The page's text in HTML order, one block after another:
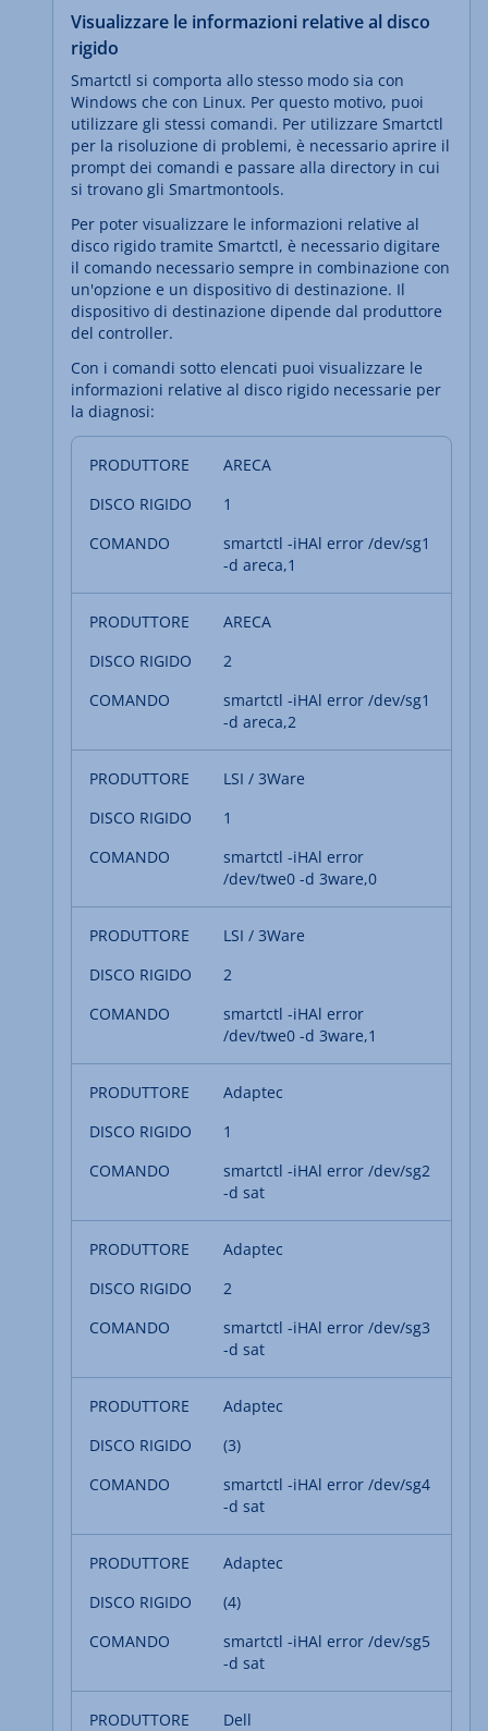
Visualizzare le informazioni relative al disco
rigido
Smartctl si comporta allo stesso modo sia con
Windows che con Linux. Per questo motivo, puoi
utilizzare gli stessi comandi. Per utilizzare Smartctl
per la risoluzione di problemi, è necessario aprire il
prompt dei comandi e passare alla directory in cui
si trovano gli Smartmontools.
Per poter visualizzare le informazioni relative al
disco rigido tramite Smartctl, è necessario digitare
il comando necessario sempre in combinazione con
un'opzione e un dispositivo di destinazione. Il
dispositivo di destinazione dipende dal produttore
del controller.
Con i comandi sotto elencati puoi visualizzare le
informazioni relative al disco rigido necessarie per
la diagnosi:
ARECA
1
smartctl -iHAl error /dev/sg1
-d areca,1
ARECA
2
smartctl -iHAl error /dev/sg1
-d areca,2
LSI / 3Ware
1
smartctl -iHAl error
/dev/twe0 -d 3ware,0
LSI / 3Ware
2
smartctl -iHAl error
/dev/twe0 -d 3ware,1
Adaptec
1
smartctl -iHAl error /dev/sg2
-d sat
Adaptec
2
smartctl -iHAl error /dev/sg3
-d sat
Adaptec
(3)
smartctl -iHAl error /dev/sg4
-d sat
Adaptec
(4)
smartctl -iHAl error /dev/sg5
-d sat
Dell